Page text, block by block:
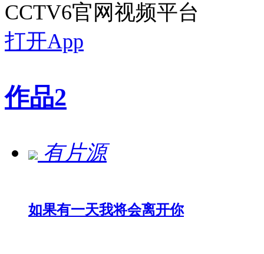
CCTV6官网视频平台
打开App
作品2
有片源
如果有一天我将会离开你